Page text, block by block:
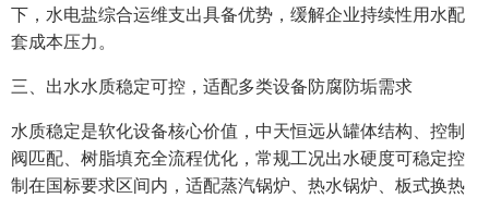
下，水电盐综合运维支出具备优势，缓解企业持续性用水配
套成本压力。
三、出水水质稳定可控，适配多类设备防腐防垢需求
水质稳定是软化设备核心价值，中天恒远从罐体结构、控制
阀匹配、树脂填充全流程优化，常规工况出水硬度可稳定控
制在国标要求区间内，适配蒸汽锅炉、热水锅炉、板式换热